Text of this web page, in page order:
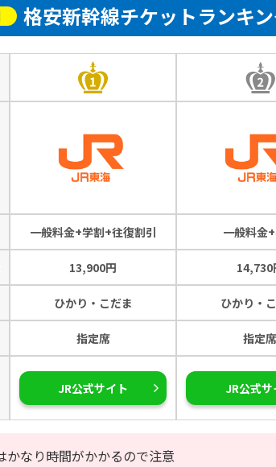
格安新幹線チケットランキン
一般料金+学割+往復割引 一般料金
13,900円 14,730
ひかり・こだま ひかり・
指定席 指定席
JR公式サイト JR公式サ
かなり時間がかかるので注意